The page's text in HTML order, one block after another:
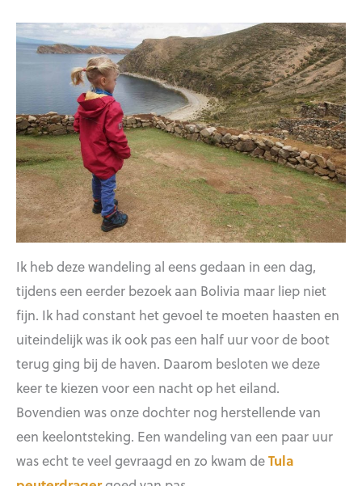
Ik heb deze wandeling al eens gedaan in een dag,
tijdens een eerder bezoek aan Bolivia maar liep niet
fijn. Ik had constant het gevoel te moeten haasten en
uiteindelijk was ik ook pas een half uur voor de boot
terug ging bij de haven. Daarom besloten we deze
keer te kiezen voor een nacht op het eiland.
Bovendien was onze dochter nog herstellende van
een keelontsteking. Een wandeling van een paar uur
was echt te veel gevraagd en zo kwam deTula